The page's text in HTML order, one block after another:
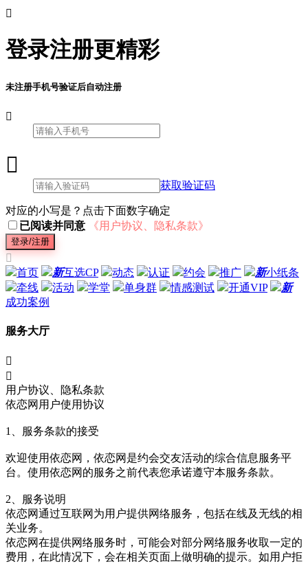

登录注册更精彩
未注册手机号验证后自动注册


获取验证码
对应的小写是？点击下面数字确定
已阅读并同意
《用户协议、隐私条款》
登录/注册

首页
新互选CP 动态 认证 约会 推广 新小纸条
牵线
活动 学堂 单身群 情感测试 开通VIP
新
成功案例
服务大厅


用户协议、隐私条款
依恋网用户使用协议
1、服务条款的接受
欢迎使用依恋网，依恋网是约会交友活动的综合信息服务平
台。使用依恋网的服务之前代表您承诺遵守本服务条款。
2、服务说明
依恋网通过互联网为用户提供网络服务，包括在线及无线的相
关业务。
依恋网在提供网络服务时，可能会对部分网络服务收取一定的
费用，在此情况下，会在相关页面上做明确的提示。如用户拒